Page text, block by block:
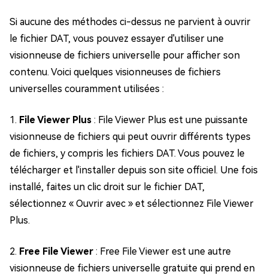
Si aucune des méthodes ci-dessus ne parvient à ouvrir
le fichier DAT, vous pouvez essayer d'utiliser une
visionneuse de fichiers universelle pour afficher son
contenu. Voici quelques visionneuses de fichiers
universelles couramment utilisées :
1. File Viewer Plus : File Viewer Plus est une puissante
visionneuse de fichiers qui peut ouvrir différents types
de fichiers, y compris les fichiers DAT. Vous pouvez le
télécharger et l'installer depuis son site officiel. Une fois
installé, faites un clic droit sur le fichier DAT,
sélectionnez « Ouvrir avec » et sélectionnez File Viewer
Plus.
2. Free File Viewer : Free File Viewer est une autre
visionneuse de fichiers universelle gratuite qui prend en